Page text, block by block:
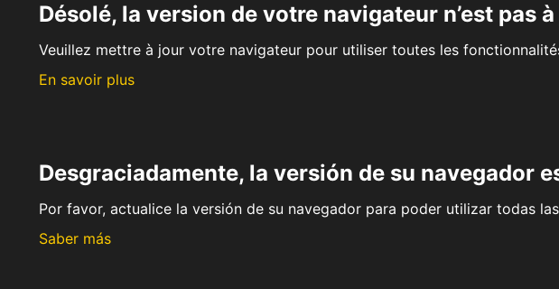
Désolé, la version de votre navigateur n’est pas
Veuillez mettre à jour votre navigateur pour utiliser toutes les
En savoir plus
Desgraciadamente, la versión de su navegador
Por favor, actualice la versión de su navegador para poder utilizar todas
Saber más